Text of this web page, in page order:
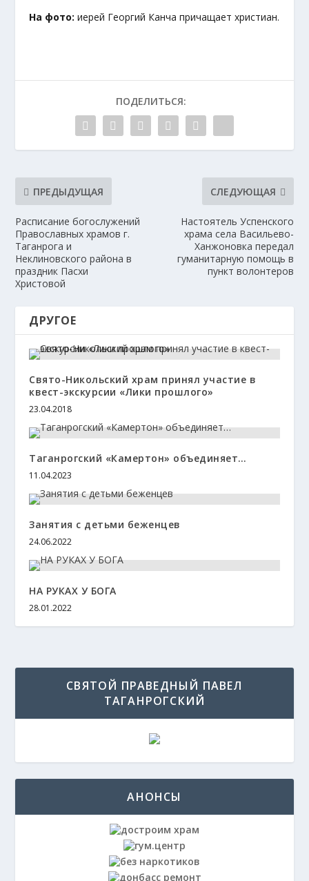
На фото: иерей Георгий Канча причащает христиан.
ПОДЕЛИТЬСЯ:
ПРЕДЫДУЩАЯ
Расписание богослужений
Православных храмов г.
Таганрога и
Неклиновского района в
праздник Пасхи
Христовой
СЛЕДУЮЩАЯ
Настоятель Успенского
храма села Васильево-
Ханжоновка передал
гуманитарную помощь в
пункт волонтеров
ДРУГОЕ
Свято-Никольский храм принял участие в
квест-экскурсии «Лики прошлого»
23.04.2018
Таганрогский «Камертон» объединяет…
11.04.2023
Занятия с детьми беженцев
24.06.2022
НА РУКАХ У БОГА
28.01.2022
СВЯТОЙ ПРАВЕДНЫЙ ПАВЕЛ
ТАГАНРОГСКИЙ
АНОНСЫ